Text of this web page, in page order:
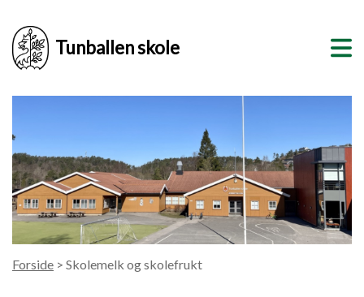
Tunballen skole
Forside > Skolemelk og skolefrukt